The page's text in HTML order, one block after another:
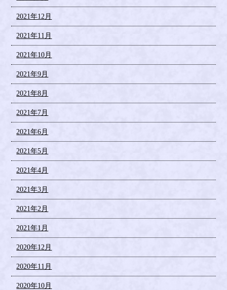
2021年12月
2021年11月
2021年10月
2021年9月
2021年8月
2021年7月
2021年6月
2021年5月
2021年4月
2021年3月
2021年2月
2021年1月
2020年12月
2020年11月
2020年10月